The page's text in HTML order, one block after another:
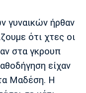
Γιουβέντους
γυναικών ήρθαν
ότι χτες οι
στα γκρουπ
είχαν
Μαδέση. Η